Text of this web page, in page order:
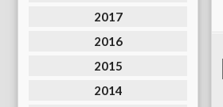
2017
2016
2015
2014